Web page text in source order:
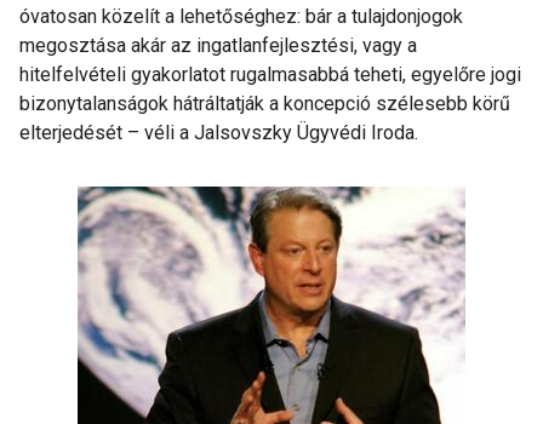
óvatosan közelít a lehetőséghez: bár a tulajdonjogok
megosztása akár az ingatlanfejlesztési, vagy a
hitelfelvételi gyakorlatot rugalmasabbá teheti, egyelőre jogi
bizonytalanságok hátráltatják a koncepció szélesebb körű
elterjedését – véli a Jalsovszky Ügyvédi Iroda.